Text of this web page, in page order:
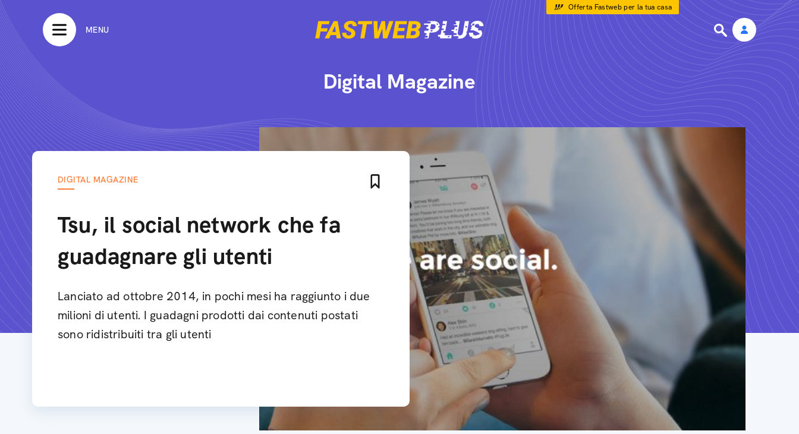
Offerta Fastweb per la tua casa
MENU
Digital Magazine
DIGITAL MAGAZINE
Tsu, il social network che fa
guadagnare gli utenti
Lanciato ad ottobre 2014, in pochi mesi ha raggiunto i due
milioni di utenti. I guadagni prodotti dai contenuti postati
sono ridistribuiti tra gli utenti